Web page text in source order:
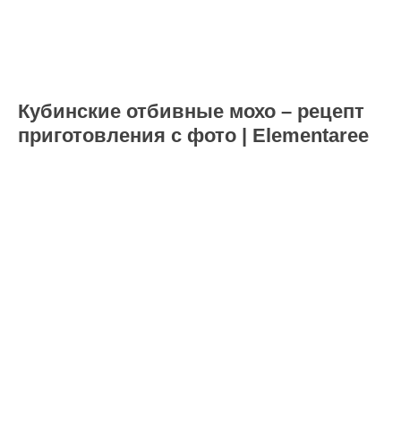
Кубинские отбивные мохо – рецепт
приготовления с фото | Elementaree